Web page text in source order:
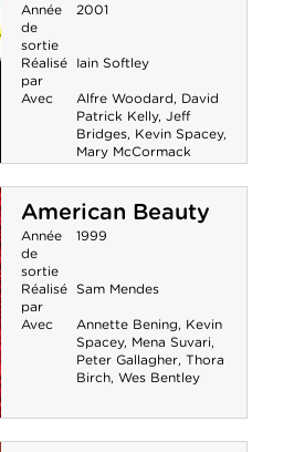
Année
de
sortie
2001
Réalisé
par
Iain Softley
Avec Alfre Woodard, David
Patrick Kelly, Jeff
Bridges, Kevin Spacey,
Mary McCormack
American Beauty
Année
de
sortie
1999
Réalisé
par
Sam Mendes
Avec Annette Bening, Kevin
Spacey, Mena Suvari,
Peter Gallagher, Thora
Birch, Wes Bentley